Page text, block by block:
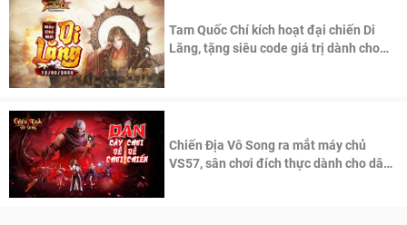
Tam Quốc Chí kích hoạt đại chiến Di
Lăng, tặng siêu code giá trị dành cho
Chiến Địa Vô Song ra mắt máy chủ
VS57, sân chơi đích thực dành cho dân